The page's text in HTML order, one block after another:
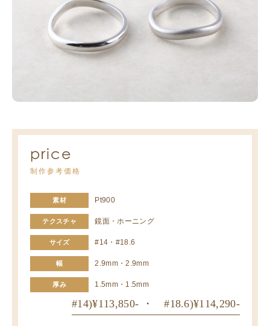
price
制作参考価格
素材 Pt900
テクスチャ 鏡面・ホーニング
サイズ #14・#18.6
幅 2.9mm・2.9mm
厚み 1.5mm・1.5mm
#14)¥113,850- ・ #18.6)¥114,290-